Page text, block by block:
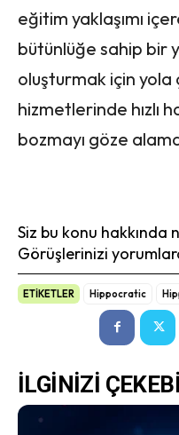
eğitim yaklaşımı
bütünlüğe sahip bir
oluşturmak için yola
hizmetlerinde hızlı
bozmayı göze
Siz bu konu hakkında
Görüşlerinizi
ETİKETLER Hippocratic